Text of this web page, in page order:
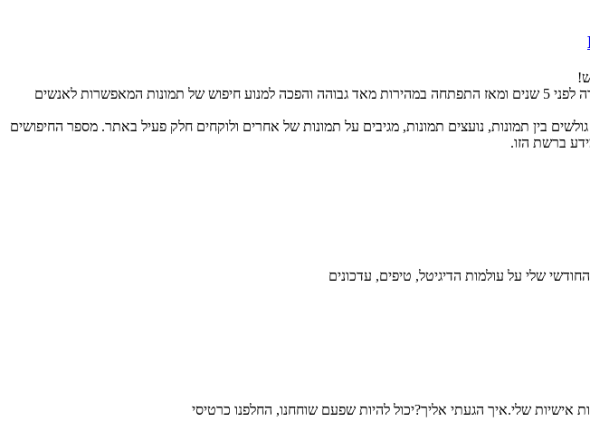
פינטרסט, אשר מאפשרת למשתמשיה לסווג, לשמור ולנתח תמונות שמצאו ברחבי האינטרנט למקום מרוכז אחד, נוסדה לפני 5 שנים ומאז התפתחה במהירות מאד גבוהה והפכה למנוע חיפוש של תמונות המאפשרות לאנשים
על בסיס יומי! פעילים, זה אומר שהם גולשים בין תמונות, נועצים תמונות, מגיבים על תמונות של אחרים ולוקחים חלק פעיל באתר. מספר החיפושים
שלי על עולמות הדיגיטל, טיפים, עדכונים
שלי.איך הגעתי אליך?יכול להיות שפעם שוחחנו, החלפנו כרטיסי